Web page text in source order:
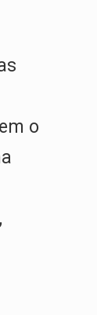
o